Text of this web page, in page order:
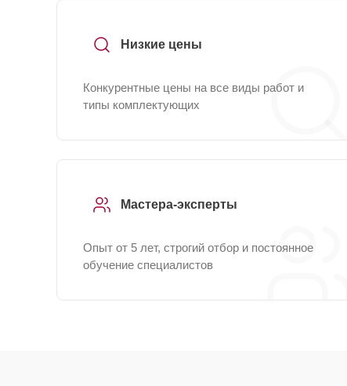
Низкие цены
Конкурентные цены на все виды работ и
типы комплектующих
Мастера-эксперты
Опыт от 5 лет, строгий отбор и постоянное
обучение специалистов